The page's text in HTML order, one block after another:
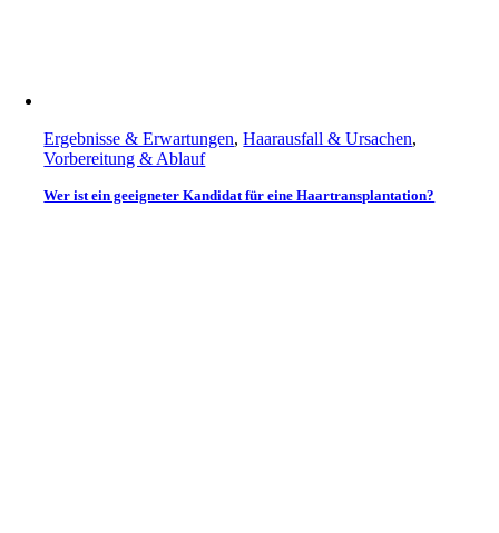
Ergebnisse & Erwartungen,Haarausfall & Ursachen,
Vorbereitung & Ablauf
Wer ist ein geeigneter Kandidat für eine Haartransplantation?